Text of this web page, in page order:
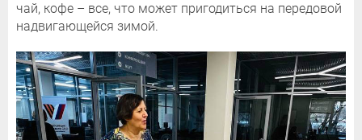
чай, кофе – все, что может пригодиться на передовой
надвигающейся зимой.